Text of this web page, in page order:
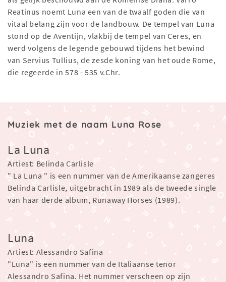
Reatinus noemt Luna een van de twaalf goden die van
vitaal belang zijn voor de landbouw. De tempel van Luna
stond op de Aventijn, vlakbij de tempel van Ceres, en
werd volgens de legende gebouwd tijdens het bewind
van Servius Tullius, de zesde koning van het oude Rome,
die regeerde in 578 - 535 v.Chr.
Muziek met de naam Luna Rose
La Luna
Artiest: Belinda Carlisle
" La Luna " is een nummer van de Amerikaanse zangeres
Belinda Carlisle, uitgebracht in 1989 als de tweede single
van haar derde album, Runaway Horses (1989).
Luna
Artiest: Alessandro Safina
"Luna" is een nummer van de Italiaanse tenor
Alessandro Safina. Het nummer verscheen op zijn